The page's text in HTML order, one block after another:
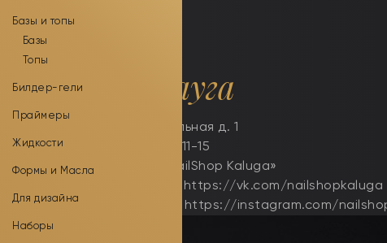
Базы и топы
Базы
Топы
Билдер-гели
Праймеры
Жидкости
Формы и Масла
Для дизайна
Наборы
г. Калуга
ул. Театральная д. 1
+7(920)090-11-15
магазин «NailShop Kaluga»
Вконтакте: https://vk.com/nailshopkaluga
Инстаграм: https://instagram.com/